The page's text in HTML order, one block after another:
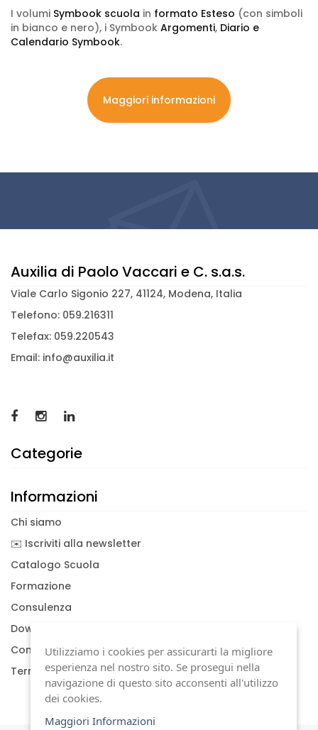
I volumi Symbook scuola in formato Esteso (con simboli
in bianco e nero), i Symbook Argomenti, Diario e
Calendario Symbook.
Maggiori informazioni
Auxilia di Paolo Vaccari e C. s.a.s.
Viale Carlo Sigonio 227, 41124, Modena, Italia
Telefono: 059.216311
Telefax: 059.220543
Email: info@auxilia.it
Categorie
Informazioni
Chi siamo
✉️ Iscriviti alla newsletter
Catalogo Scuola
Formazione
Consulenza
Download documenti
Condizioni generali
Termini di garanzia
Utilizziamo i cookies per assicurarti la migliore
esperienza nel nostro sito. Se prosegui nella
navigazione di questo sito acconsenti all'utilizzo
dei cookies.
Maggiori Informazioni